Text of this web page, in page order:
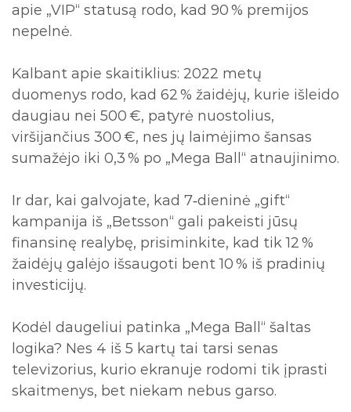
apie „VIP“ statusą rodo, kad 90 % premijos
nepelnė.
Kalbant apie skaitiklius: 2022 metų
duomenys rodo, kad 62 % žaidėjų, kurie išleido
daugiau nei 500 €, patyrė nuostolius,
viršijančius 300 €, nes jų laimėjimo šansas
sumažėjo iki 0,3 % po „Mega Ball“ atnaujinimo.
Ir dar, kai galvojate, kad 7‑dieninė „gift“
kampanija iš „Betsson“ gali pakeisti jūsų
finansinę realybę, prisiminkite, kad tik 12 %
žaidėjų galėjo išsaugoti bent 10 % iš pradinių
investicijų.
Kodėl daugeliui patinka „Mega Ball“ šaltas
logika? Nes 4 iš 5 kartų tai tarsi senas
televizorius, kurio ekranuje rodomi tik įprasti
skaitmenys, bet niekam nebus garso.